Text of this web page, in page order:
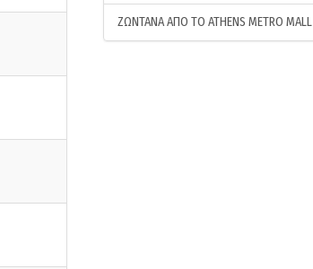
ΖΩΝΤΑΝΑ ΑΠΟ ΤΟ ATHENS METRO MALL